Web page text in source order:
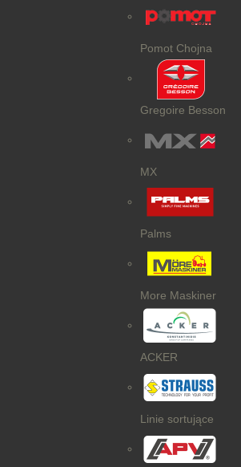
Pomot Chojna
Gregoire Besson
MX
Palms
More Maskiner
ACKER
Linie sortujące